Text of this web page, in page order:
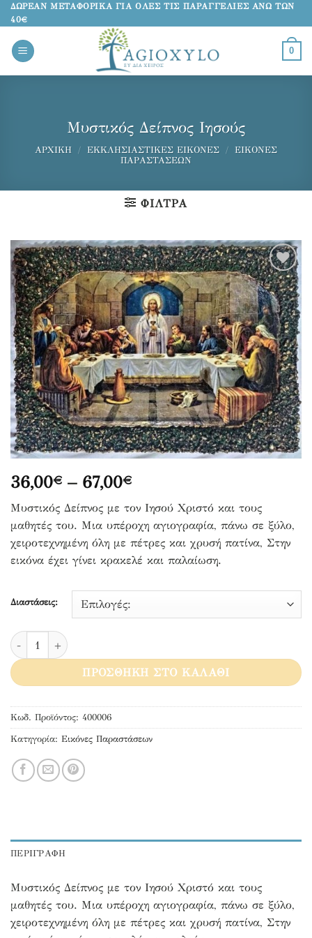
Μετάβαση
στο
περιεχόμενο
ΔΩΡΕΑΝ ΜΕΤΑΦΟΡΙΚΑ ΓΙΑ ΟΛΕΣ ΤΙΣ ΠΑΡΑΓΓΕΛΙΕΣ ΑΝΩ ΤΩΝ
40€
0
Μυστικός Δείπνος Ιησούς
ΑΡΧΙΚΉ / ΕΚΚΛΗΣΙΑΣΤΙΚΈΣ ΕΙΚΌΝΕΣ / ΕΙΚΌΝΕΣ
ΠΑΡΑΣΤΆΣΕΩΝ
ΦΊΛΤΡΑ
Προσθήκη
στα
αγαπημένα
36,00€ – 67,00€Price
range:
36,00€
through
67,00€
Μυστικός Δείπνος με τον Ιησού Χριστό και τους
μαθητές του. Μια υπέροχη αγιογραφία, πάνω σε ξύλο,
χειροτεχνημένη όλη με πέτρες και χρυσή πατίνα, Στην
εικόνα έχει γίνει κρακελέ και παλαίωση.
Διαστάσεις:
Μυστικός Δείπνος Ιησούς ποσότητα
ΠΡΟΣΘΉΚΗ ΣΤΟ ΚΑΛΆΘΙ
Κωδ. Προϊόντος: 400006
Κατηγορία: Εικόνες Παραστάσεων
ΠΕΡΙΓΡΑΦΉ
Μυστικός Δείπνος με τον Ιησού Χριστό και τους
μαθητές του. Μια υπέροχη αγιογραφία, πάνω σε ξύλο,
χειροτεχνημένη όλη με πέτρες και χρυσή πατίνα, Στην